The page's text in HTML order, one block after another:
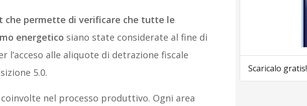
che permette di verificare che tutte le
energetico siano state considerate al fine di
alle aliquote di detrazione fiscale
5.0.
nel processo produttivo. Ogni area
Scaricalo gratis!